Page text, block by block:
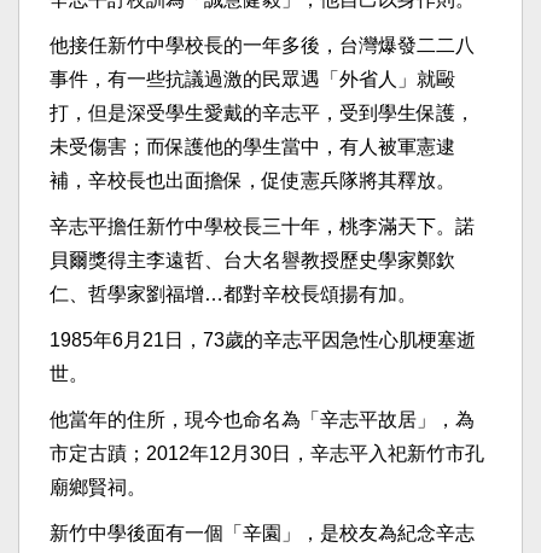
他接任新竹中學校長的一年多後，台灣爆發二二八
事件，有一些抗議過激的民眾遇「外省人」就毆
打，但是深受學生愛戴的辛志平，受到學生保護，
未受傷害；而保護他的學生當中，有人被軍憲逮
補，辛校長也出面擔保，促使憲兵隊將其釋放。
辛志平擔任新竹中學校長三十年，桃李滿天下。諾
貝爾獎得主李遠哲、台大名譽教授歷史學家鄭欽
仁、哲學家劉福增…都對辛校長頌揚有加。
1985年6月21日，73歲的辛志平因急性心肌梗塞逝
世。
他當年的住所，現今也命名為「辛志平故居」，為
市定古蹟；2012年12月30日，辛志平入祀新竹市孔
廟鄉賢祠。
新竹中學後面有一個「辛園」，是校友為紀念辛志